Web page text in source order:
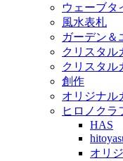
ウェーブタ
風水表札
ガーデン＆
クリスタル
クリスタル
創作
オリジナル
ヒロノクラ
HAS
オリ